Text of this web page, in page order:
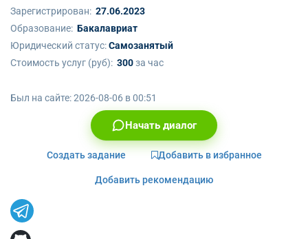
Зарегистрирован: 27.06.2023
Образование: Бакалавриат
Юридический статус:Самозанятый
Стоимость услуг (руб): 300за час
Был на сайте:2026-08-06 в 00:51
Начать диалог
Создать задание Добавить в избранное
Добавить рекомендацию